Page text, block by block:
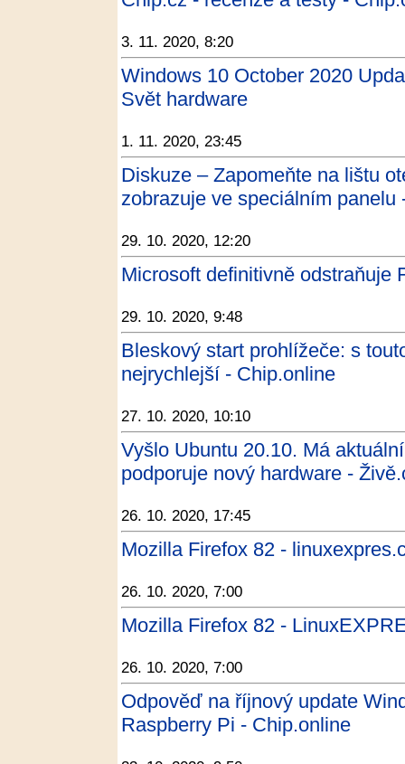
3. 11. 2020, 8:20
Windows 10 October 2020
Svět hardware
1. 11. 2020, 23:45
Diskuze – Zapomeňte na lištu
zobrazuje ve speciálním panelu
29. 10. 2020, 12:20
Microsoft definitivně odstraňuje
29. 10. 2020, 9:48
Bleskový start prohlížeče: s
nejrychlejší - Chip.online
27. 10. 2020, 10:10
Vyšlo Ubuntu 20.10. Má
podporuje nový hardware -
26. 10. 2020, 17:45
Mozilla Firefox 82 -
26. 10. 2020, 7:00
Mozilla Firefox 82 -
26. 10. 2020, 7:00
Odpověď na říjnový update
Raspberry Pi - Chip.online